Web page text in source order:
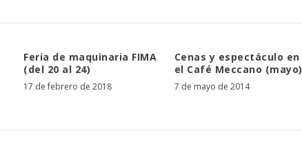
Feria de maquinaria FIMA
(del 20 al 24)
17 de febrero de 2018
Cenas y espectáculo en
el Café Meccano (mayo)
7 de mayo de 2014